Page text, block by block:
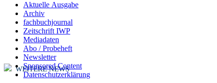
Aktuelle Ausgabe
Archiv
fachbuchjournal
Zeitschrift IWP
Mediadaten
Abo / Probeheft
Newsletter
Sponsored Content
Datenschutzerklärung
WEITERE NEWS